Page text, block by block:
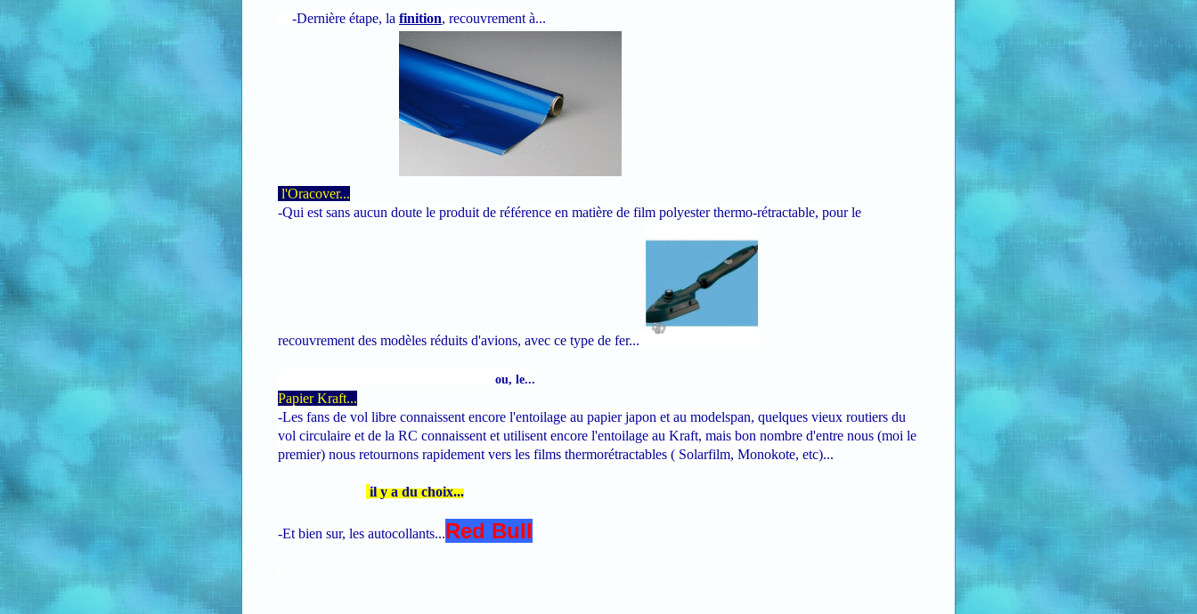
-Dernière étape, la finition, recouvrement à...
l'Oracover...
-Qui est sans aucun doute le produit de référence en matière de film polyester thermo-rétractable, pour le
recouvrement des modèles réduits d'avions, avec ce type de fer...
ou, le...
Papier Kraft...
-Les fans de vol libre connaissent encore l'entoilage au papier japon et au modelspan, quelques vieux routiers du
vol circulaire et de la RC connaissent et utilisent encore l'entoilage au Kraft, mais bon nombre d'entre nous (moi le
premier) nous retournons rapidement vers les films thermorétractables ( Solarfilm, Monokote, etc)...
il y a du choix...
-Et bien sur, les autocollants...Red Bull